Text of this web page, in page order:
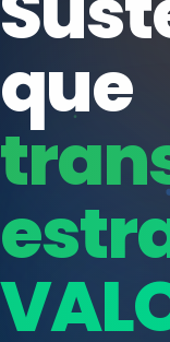
que
Consultoria,
Índices de
Mudanças
Reputação e Cadeia